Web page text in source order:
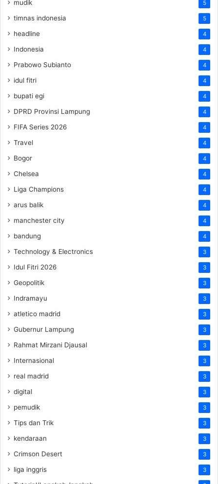
mudik 5
timnas indonesia 5
headline 4
Indonesia 4
Prabowo Subianto 4
idul fitri 4
bupati egi 4
DPRD Provinsi Lampung 4
FIFA Series 2026 4
Travel 4
Bogor 4
Chelsea 4
Liga Champions 4
arus balik 4
manchester city 4
bandung 4
Technology & Electronics 3
Idul Fitri 2026 3
Geopolitik 3
Indramayu 3
atletico madrid 3
Gubernur Lampung 3
Rahmat Mirzani Djausal 3
Internasional 3
real madrid 3
digital 3
pemudik 3
Tips dan Trik 3
kendaraan 3
Crimson Desert 3
liga inggris 3